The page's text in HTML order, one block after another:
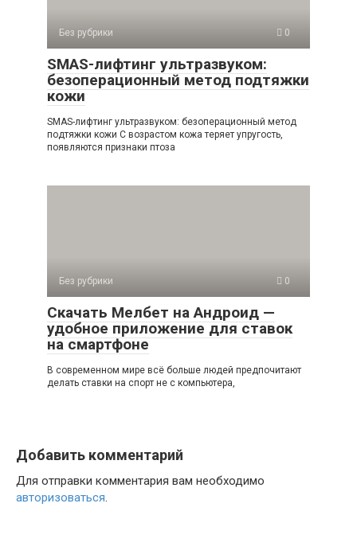
Без рубрики 0
SMAS-лифтинг ультразвуком:
безоперационный метод подтяжки
кожи
SMAS-лифтинг ультразвуком: безоперационный метод
подтяжки кожи С возрастом кожа теряет упругость,
появляются признаки птоза
Без рубрики 0
Скачать Мелбет на Андроид —
удобное приложение для ставок
на смартфоне
В современном мире всё больше людей предпочитают
делать ставки на спорт не с компьютера,
Добавить комментарий
Для отправки комментария вам необходимо
авторизоваться.